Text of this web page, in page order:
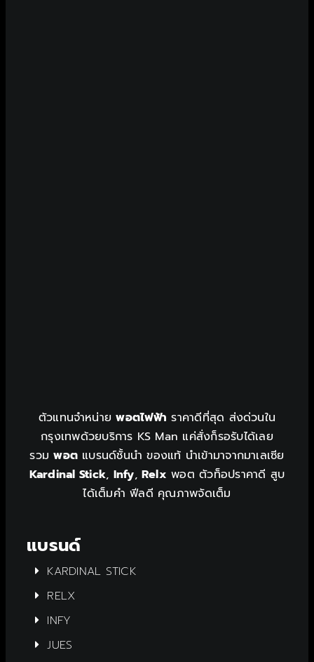
ตัวแทนจำหน่ายพอตไฟฟ้า ราคาดีที่สุด ส่งด่วนใน
กรุงเทพด้วยบริการ KS Man แค่สั่งก็รอรับได้เลย
รวมพอต แบรนด์ชั้นนำ ของแท้ นำเข้ามาจากมาเลเซีย
Kardinal Stick, Infy, Relx พอต ตัวท็อปราคาดี สูบ
ได้เต็มคำ ฟีลดี คุณภาพจัดเต็ม
แบรนด์
KARDINAL STICK
RELX
INFY
JUES